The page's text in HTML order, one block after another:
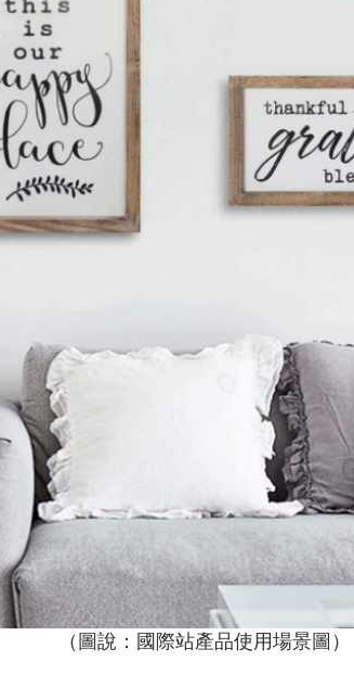
（圖說：國際站產品使用場景圖）